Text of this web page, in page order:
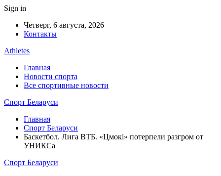
Sign in
Четверг, 6 августа, 2026
Контакты
Athletes
Главная
Новости спорта
Все спортивные новости
Спорт Беларуси
Главная
Спорт Беларуси
Баскетбол. Лига ВТБ. «Цмокі» потерпели разгром от
УНИКСа
Спорт Беларуси